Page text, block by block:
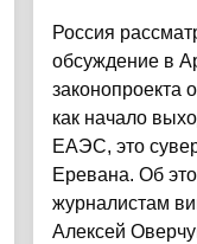
Россия
обсуждение в
законопроекта
как начало
ЕАЭС, это
Еревана. Об
журналистам
Алексей